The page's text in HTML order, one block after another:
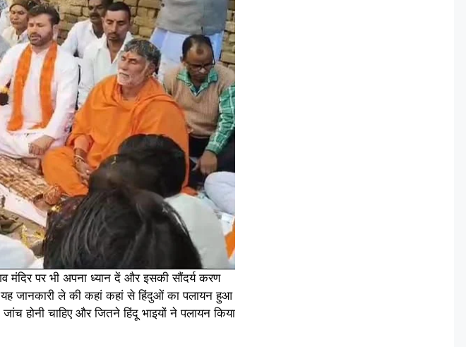
मंदिर पर भी अपना ध्यान दें और इसकी सौंदर्य करण
यह जानकारी ले की कहां कहां से हिंदुओं का पलायन हुआ
होनी चाहिए और जितने हिंदू भाइयों ने पलायन किया